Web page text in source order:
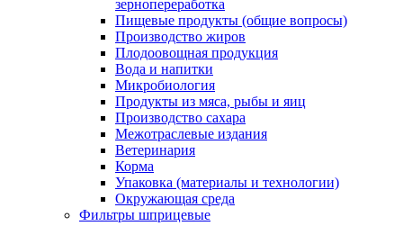
зернопереработка
Пищевые продукты (общие вопросы)
Производство жиров
Плодоовощная продукция
Вода и напитки
Микробиология
Продукты из мяса, рыбы и яиц
Производство сахара
Межотраслевые издания
Ветеринария
Корма
Упаковка (материалы и технологии)
Окружающая среда
Фильтры шприцевые